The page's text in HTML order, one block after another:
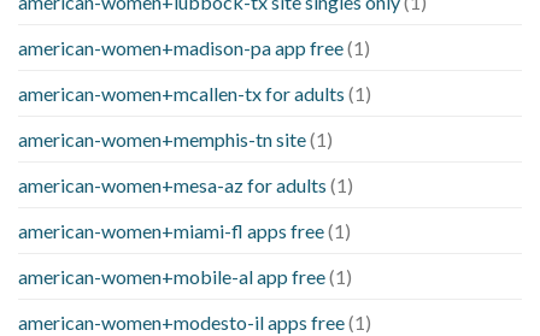
american-women+madison-pa app free(1)
american-women+mcallen-tx for adults (1)
american-women+memphis-tn site(1)
american-women+mesa-az for adults (1)
american-women+miami-fl apps free(1)
american-women+mobile-al app free(1)
american-women+modesto-il apps free(1)